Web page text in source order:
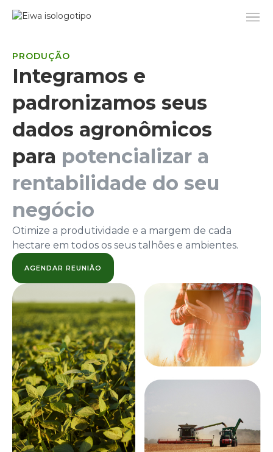
para
PRODUÇÃO
Integramos e
padronizamos seus
dados agronômicos
para potencializar a
rentabilidade do seu
negócio
Otimize a produtividade e a margem de cada
hectare em todos os seus talhões e ambientes.
AGENDAR REUNIÃO